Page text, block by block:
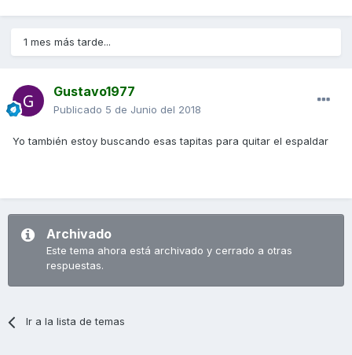
1 mes más tarde...
Gustavo1977
Publicado 5 de Junio del 2018
Yo también estoy buscando esas tapitas para quitar el espaldar
Archivado
Este tema ahora está archivado y cerrado a otras
respuestas.
Ir a la lista de temas